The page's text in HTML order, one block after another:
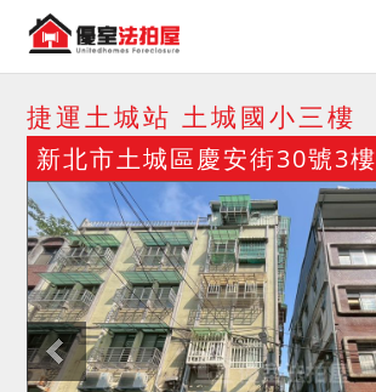
捷運土城站 土城國小三樓
新北市土城區慶安街30號3樓